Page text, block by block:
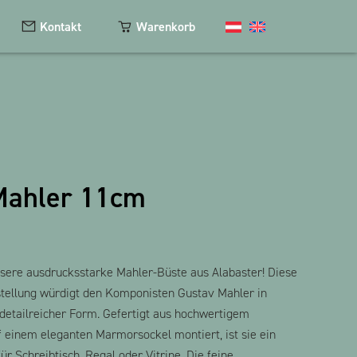
Schlüsselanhänger
Kontakt Warenkorb
11cm
ausdrucksstarke Mahler-Büste aus Alabaster! Diese
würdigt den Komponisten Gustav Mahler in
Form. Gefertigt aus hochwertigem
einem eleganten Marmorsockel montiert, ist sie ein